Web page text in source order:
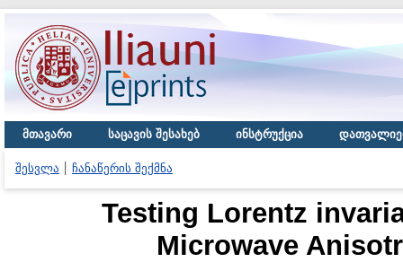
მთავარი საცავის შესახებ ინსტრუქცია
შესვლა ჩანაწერის შექმნა
Testing Lorentz
Microwave